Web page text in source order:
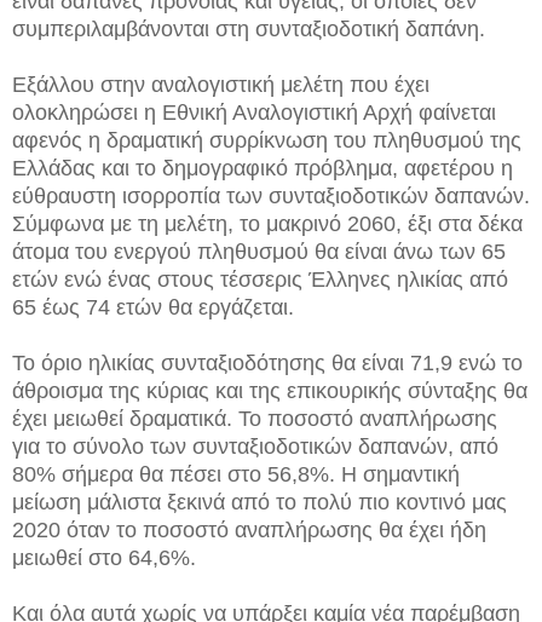
συμπεριλαμβάνονται στη συνταξιοδοτική δαπάνη.
Εξάλλου στην αναλογιστική μελέτη που έχει
ολοκληρώσει η Εθνική Αναλογιστική Αρχή φαίνεται
αφενός η δραματική συρρίκνωση του πληθυσμού της
Ελλάδας και το δημογραφικό πρόβλημα, αφετέρου η
εύθραυστη ισορροπία των συνταξιοδοτικών δαπανών.
Σύμφωνα με τη μελέτη, το μακρινό 2060, έξι στα δέκα
άτομα του ενεργού πληθυσμού θα είναι άνω των 65
ετών ενώ ένας στους τέσσερις Έλληνες ηλικίας από
65 έως 74 ετών θα εργάζεται.
Το όριο ηλικίας συνταξιοδότησης θα είναι 71,9 ενώ το
άθροισμα της κύριας και της επικουρικής σύνταξης θα
έχει μειωθεί δραματικά. Το ποσοστό αναπλήρωσης
για το σύνολο των συνταξιοδοτικών δαπανών, από
80% σήμερα θα πέσει στο 56,8%. Η σημαντική
μείωση μάλιστα ξεκινά από το πολύ πιο κοντινό μας
2020 όταν το ποσοστό αναπλήρωσης θα έχει ήδη
μειωθεί στο 64,6%.
Και όλα αυτά χωρίς να υπάρξει καμία νέα παρέμβαση